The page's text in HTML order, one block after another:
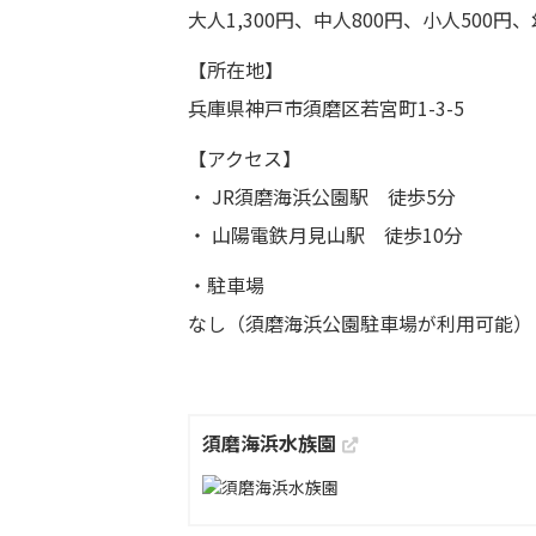
大人1,300円、中人800円、小人500円
【所在地】
兵庫県神戸市須磨区若宮町1-3-5
【アクセス】
・ JR須磨海浜公園駅 徒歩5分
・ 山陽電鉄月見山駅 徒歩10分
・駐車場
なし（須磨海浜公園駐車場が利用可能）
須磨海浜水族園